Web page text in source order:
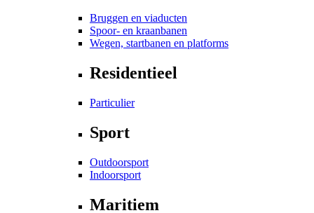
Bruggen en viaducten
Spoor- en kraanbanen
Wegen, startbanen en platforms
Residentieel
Particulier
Sport
Outdoorsport
Indoorsport
Maritiem